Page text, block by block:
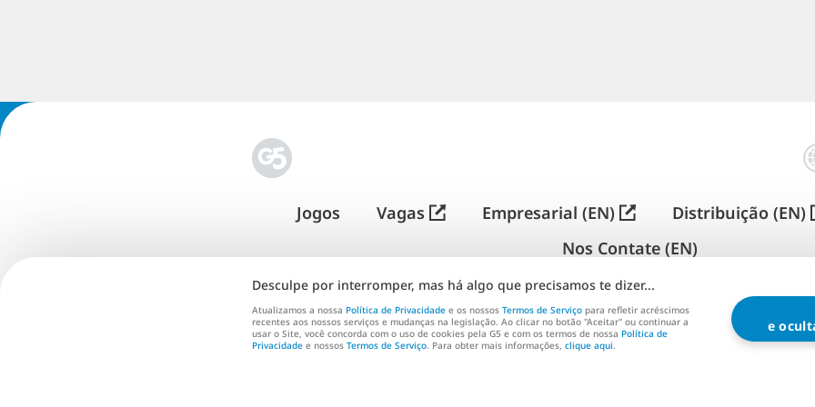
prima ao produto acabado, e mantém os cidadãos
impostos. Nada te apressa – não há cronômetros de
então uma conexão morta num trem não te custa nada.
opcionais aceleram as coisas, mas nenhuma delas tranca o
Match Town Makeover– a entrada suave. A cidade já
você ganha resolvendo quebra-cabeças Match-3. Menos
constante e visível. É este que eu daria a alguém que quer
jogar, com compras opcionais para jogadas extra e
文
Jogos Vagas Empresarial (EN) Distribuição (EN)
Nos Contate (EN)
G5 ENTERTAINMENT ®
© 2026 G5 Entertainment AB
Termos de serviço
Política de privacidade Termos de serviço
Desculpe por interromper, mas há algo que precisamos te dizer...
Atualizamos a nossa Política de Privacidade e os nossos Termos de Serviço para refletir acréscimos
recentes aos nossos serviços e mudanças na legislação. Ao clicar no botão "Aceitar" ou continuar a
usar o Site, você concorda com o uso de cookies pela G5 e com os termos de nossa Política de
Privacidade e nossos Termos de Serviço. Para obter mais informações, clique aqui.
e